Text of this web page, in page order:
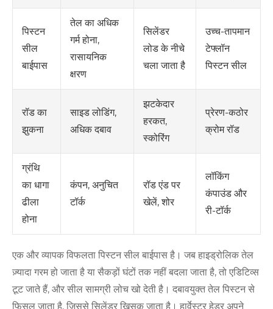
पिस्टन
सील
बाईपास
तेल का अधिक
गर्म होना,
रासायनिक
क्षरण
सिलेंडर
लोड के नीचे
चला जाता है
उच्च-तापमान
टेफ्लॉन
पिस्टन सील
रॉड का
झुकना
साइड लोडिंग,
अधिक दबाव
झटकेदार
हरकत,
स्कोरिंग
प्रेरण-कठोर
क्रोम रॉड
ग्रंथि
का धागा
ढीला
होना
कंपन, अनुचित
टॉर्क
रॉड एंड पर
खेलें, शोर
लॉकिंग
कंपाउंड और
री-टॉर्क
एक और व्यापक विफलता पिस्टन सील बाईपास है। जब हाइड्रोलिक तेल
ज़्यादा गरम हो जाता है या सैकड़ों घंटों तक नहीं बदला जाता है, तो एडिटिव्स
टूट जाते हैं, और सील सामग्री लोच खो देती है। दबावयुक्त तेल पिस्टन से
फिसल जाता है, जिससे सिलेंडर खिसक जाता है। हार्वेस्टर हेडर अपने